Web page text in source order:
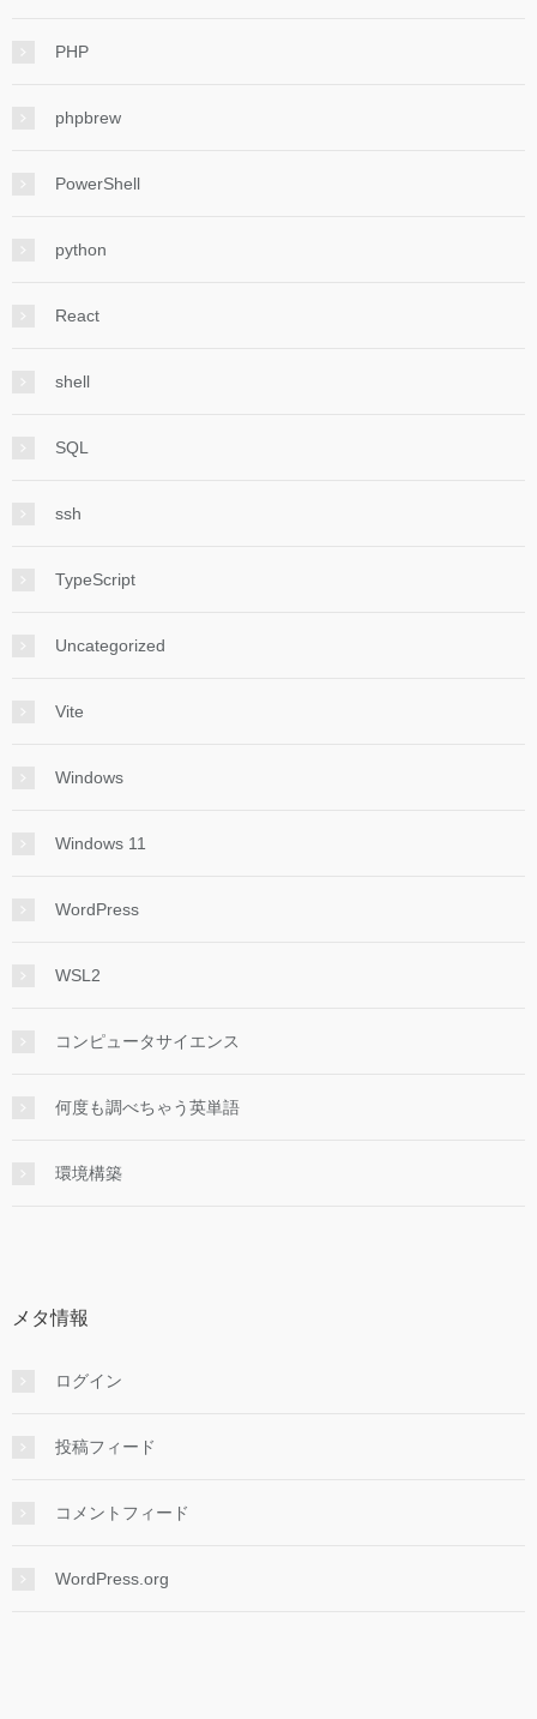
PHP
phpbrew
PowerShell
python
React
shell
SQL
ssh
TypeScript
Uncategorized
Vite
Windows
Windows 11
WordPress
WSL2
コンピュータサイエンス
何度も調べちゃう英単語
環境構築
メタ情報
ログイン
投稿フィード
コメントフィード
WordPress.org